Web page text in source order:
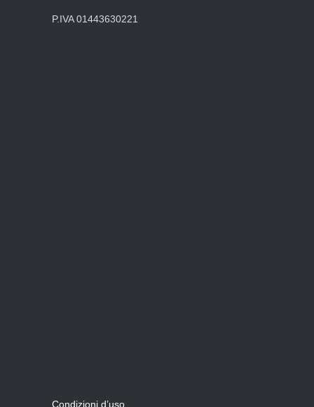
P.IVA 01443630221
Condizioni d’uso